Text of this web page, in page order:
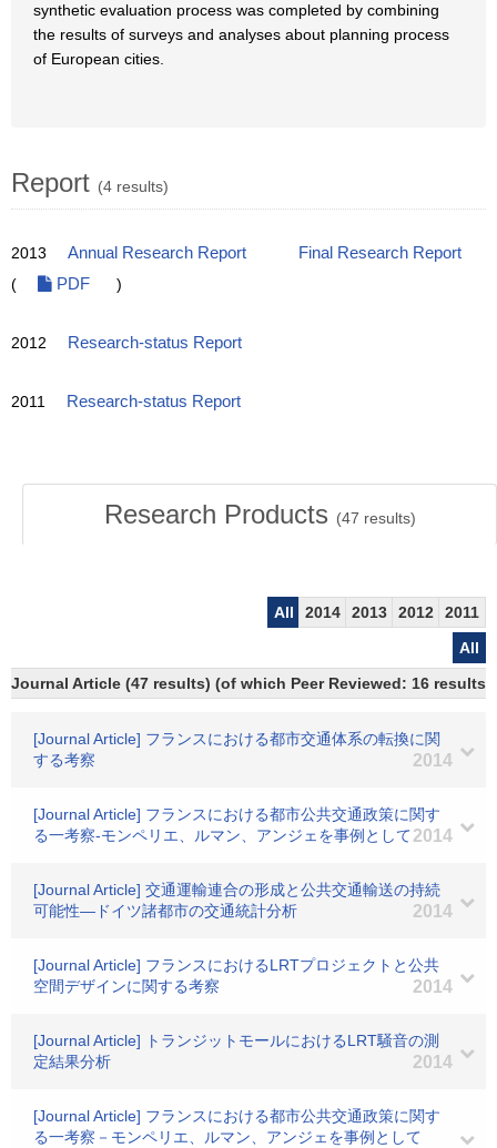
synthetic evaluation process was completed by combining
the results of surveys and analyses about planning process
of European cities.
Report (4 results)
2013 Annual Research Report
Final Research Report
(
PDF )
2012 Research-status Report
2011 Research-status Report
Research Products (47 results)
All 2014 2013 2012
2011
All
Journal Article (47 results) (of which Peer Reviewed: 16 results)
[Journal Article] フランスにおける都市交通体系の転換に関
する考察
2014
[Journal Article] フランスにおける都市公共交通政策に関す
る一考察-モンペリエ、ルマン、アンジェを事例として2014
[Journal Article] 交通運輸連合の形成と公共交通輸送の持続
可能性―ドイツ諸都市の交通統計分析
2014
[Journal Article] フランスにおけるLRTプロジェクトと公共
空間デザインに関する考察
2014
[Journal Article] トランジットモールにおけるLRT騒音の測
定結果分析
2014
[Journal Article] フランスにおける都市公共交通政策に関す
る一考察－モンペリエ、ルマン、アンジェを事例として